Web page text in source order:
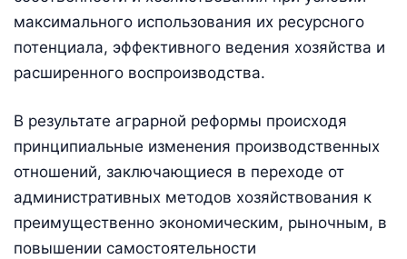
максимального использования их ресурсного
потенциала, эффективного ведения хозяйства и
расширенного воспроизводства.
В результате аграрной реформы происходя
принципиальные изменения производственных
отношений, заключающиеся в переходе от
административных методов хозяйствования к
преимущественно экономическим, рыночным, в
повышении самостоятельности